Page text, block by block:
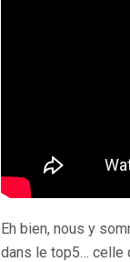
Eh bien, nous y
dans le top5… celle